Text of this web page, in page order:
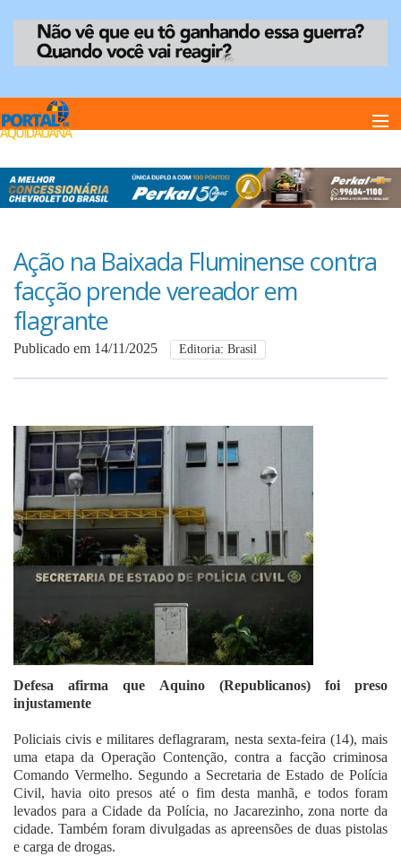
Home
Anuncie
Anuncie
Ação na Baixada Fluminense contra
facção prende vereador em
flagrante
Publicado em 14/11/2025 Editoria: Brasil
Defesa afirma que Aquino (Republicanos) foi preso
injustamente
Policiais civis e militares deflagraram, nesta sexta-feira (14), mais
uma etapa da Operação Contenção, contra a facção criminosa
Comando Vermelho. Segundo a Secretaria de Estado de Polícia
Civil, havia oito presos até o fim desta manhã, e todos foram
levados para a Cidade da Polícia, no Jacarezinho, zona norte da
cidade. Também foram divulgadas as apreensões de duas pistolas
e carga de drogas.